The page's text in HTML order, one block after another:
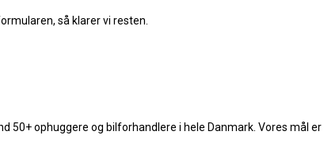
så klarer vi resten.
ophuggere og bilforhandlere i hele Danmark. Vores mål